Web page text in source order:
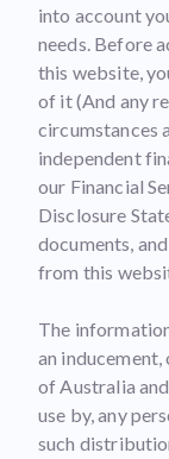
into account
needs. Before
this website,
of it (And any
circumstances
independent
our Financial
Disclosure
documents,
from this
The
an
of Australia
use by, any
such